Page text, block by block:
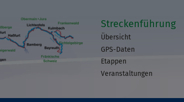
Streckenführung
Übersicht
GPS-Daten
Etappen
Veranstaltungen